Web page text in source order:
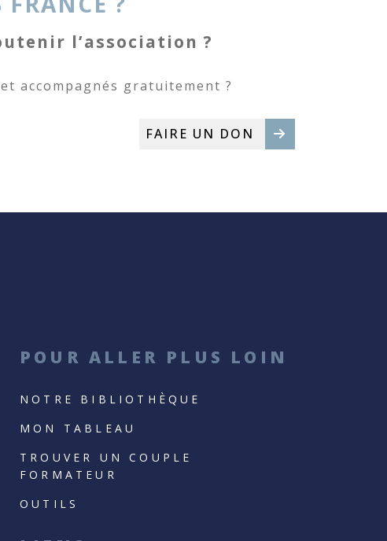
l’association ?
accompagnés gratuitement ?
FAIRE UN DON
POUR ALLER PLUS LOIN
NOTRE BIBLIOTHÈQUE
MON TABLEAU
TROUVER UN COUPLE
FORMATEUR
OUTILS